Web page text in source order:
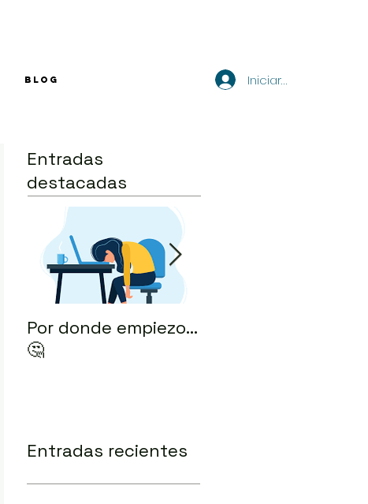
BLOG Iniciar sesión
Entradas
destacadas
Por donde empiezo…
🤔
Entradas recientes